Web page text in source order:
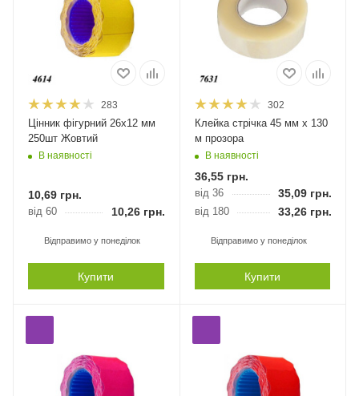
283
Цінник фігурний 26х12 мм
250шт Жовтий
В наявності
10,69 грн.
від 60 10,26 грн.
Відправимо у понеділок
Купити
302
Клейка стрічка 45 мм х 130
м прозора
В наявності
36,55грн.
від 36 35,09грн.
від 180 33,26грн.
Відправимо у понеділок
Купити